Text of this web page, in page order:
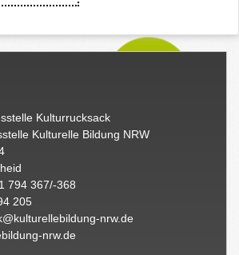
Kulturrucksack
Kulturelle Bildung NRW
794 367/-368
205
nrw.de
nrw.de